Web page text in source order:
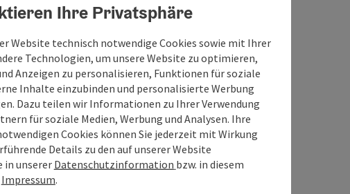
der Tschuppbachweg für
Salzach
Erlebnisräume. Im Bereich des
sich zwischen den Flüssen Donau,
Ihre Privatsphäre
Website technisch notwendige Cookies sowie mit Ihrer
Technologien, um unsere Website zu optimieren,
Anzeigen zu personalisieren, Funktionen für soziale
Inhalte einzubinden und personalisierte Werbung
Dazu teilen wir Informationen zu Ihrer Verwendung
für soziale Medien, Werbung und Analysen. Ihre
Cookies können Sie jederzeit mit Wirkung
Details zu den auf unserer Website
in unsererDatenschutzinformation bzw. in diesem
Impressum.